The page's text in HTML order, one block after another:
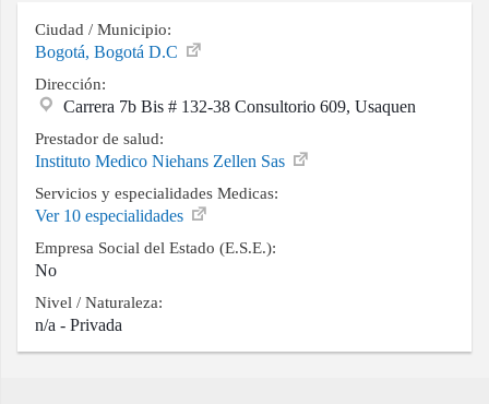
Buscar
Contacto
Ciudad / Municipio:
Bogotá, Bogotá D.C
Dirección:
Carrera 7b Bis # 132-38 Consultorio 609, Usaquen
Prestador de salud:
Instituto Medico Niehans Zellen Sas
Servicios y especialidades Medicas:
Ver 10 especialidades
Empresa Social del Estado (E.S.E.):
No
Nivel / Naturaleza:
n/a - Privada